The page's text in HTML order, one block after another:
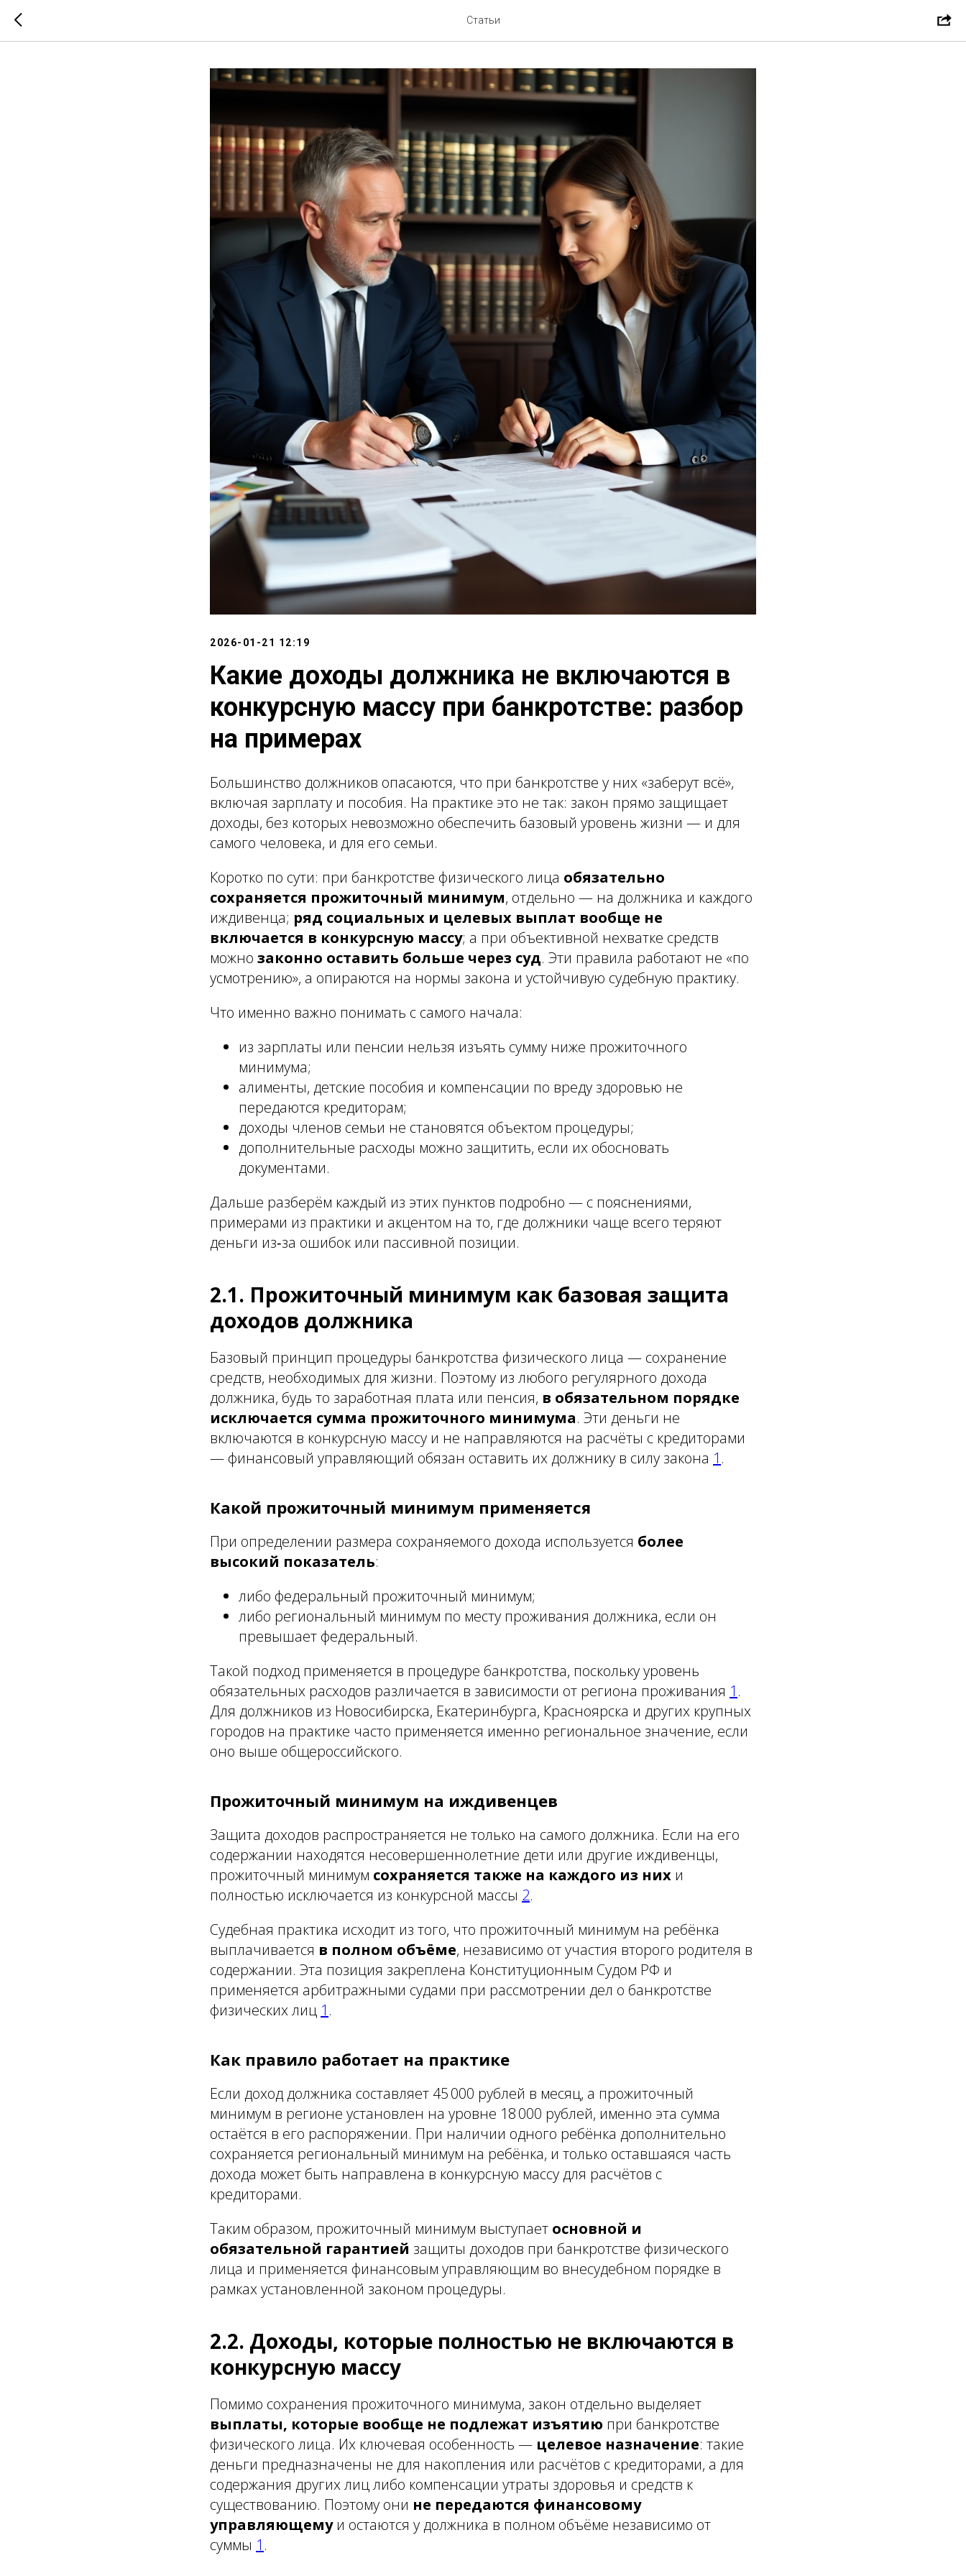
Статьи
2026-01-21 12:19
Какие доходы должника не включаются в
конкурсную массу при банкротстве: разбор
на примерах
Большинство должников опасаются, что при банкротстве у них «заберут всё»,
включая зарплату и пособия. На практике это не так: закон прямо защищает
доходы, без которых невозможно обеспечить базовый уровень жизни — и для
самого человека, и для его семьи.
Коротко по сути: при банкротстве физического лица обязательно
сохраняется прожиточный минимум, отдельно — на должника и каждого
иждивенца; ряд социальных и целевых выплат вообще не
включается в конкурсную массу; а при объективной нехватке средств
можно законно оставить больше через суд. Эти правила работают не «по
усмотрению», а опираются на нормы закона и устойчивую судебную практику.
Что именно важно понимать с самого начала:
из зарплаты или пенсии нельзя изъять сумму ниже прожиточного
минимума;
алименты, детские пособия и компенсации по вреду здоровью не
передаются кредиторам;
доходы членов семьи не становятся объектом процедуры;
дополнительные расходы можно защитить, если их обосновать
документами.
Дальше разберём каждый из этих пунктов подробно — с пояснениями,
примерами из практики и акцентом на то, где должники чаще всего теряют
деньги из‑за ошибок или пассивной позиции.
2.1. Прожиточный минимум как базовая защита
доходов должника
Базовый принцип процедуры банкротства физического лица — сохранение
средств, необходимых для жизни. Поэтому из любого регулярного дохода
должника, будь то заработная плата или пенсия, в обязательном порядке
исключается сумма прожиточного минимума. Эти деньги не
включаются в конкурсную массу и не направляются на расчёты с кредиторами
— финансовый управляющий обязан оставить их должнику в силу закона 1 .
Какой прожиточный минимум применяется
При определении размера сохраняемого дохода используется более
высокий показатель:
либо федеральный прожиточный минимум;
либо региональный минимум по месту проживания должника, если он
превышает федеральный.
Такой подход применяется в процедуре банкротства, поскольку уровень
обязательных расходов различается в зависимости от региона проживания 1 .
Для должников из Новосибирска, Екатеринбурга, Красноярска и других крупных
городов на практике часто применяется именно региональное значение, если
оно выше общероссийского.
Прожиточный минимум на иждивенцев
Защита доходов распространяется не только на самого должника. Если на его
содержании находятся несовершеннолетние дети или другие иждивенцы,
прожиточный минимум сохраняется также на каждого из них и
полностью исключается из конкурсной массы 2.
Судебная практика исходит из того, что прожиточный минимум на ребёнка
выплачивается в полном объёме, независимо от участия второго родителя в
содержании. Эта позиция закреплена Конституционным Судом РФ и
применяется арбитражными судами при рассмотрении дел о банкротстве
физических лиц 1 .
Как правило работает на практике
Если доход должника составляет 45 000 рублей в месяц, а прожиточный
минимум в регионе установлен на уровне 18 000 рублей, именно эта сумма
остаётся в его распоряжении. При наличии одного ребёнка дополнительно
сохраняется региональный минимум на ребёнка, и только оставшаяся часть
дохода может быть направлена в конкурсную массу для расчётов с
кредиторами.
Таким образом, прожиточный минимум выступает основной и
обязательной гарантией защиты доходов при банкротстве физического
лица и применяется финансовым управляющим во внесудебном порядке в
рамках установленной законом процедуры.
2.2. Доходы, которые полностью не включаются в
конкурсную массу
Помимо сохранения прожиточного минимума, закон отдельно выделяет
выплаты, которые вообще не подлежат изъятию при банкротстве
физического лица. Их ключевая особенность — целевое назначение: такие
деньги предназначены не для накопления или расчётов с кредиторами, а для
содержания других лиц либо компенсации утраты здоровья и средств к
существованию. Поэтому они не передаются финансовому
управляющемуи остаются у должника в полном объёме независимо от
суммы 1 .